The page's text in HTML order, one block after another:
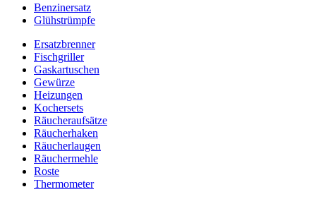
Benzinersatz
Glühstrümpfe
Ersatzbrenner
Fischgriller
Gaskartuschen
Gewürze
Heizungen
Kochersets
Räucheraufsätze
Räucherhaken
Räucherlaugen
Räuchermehle
Roste
Thermometer